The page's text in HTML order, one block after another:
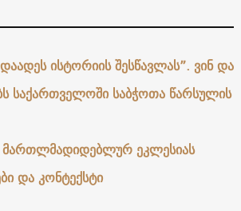
ისტორიის შესწავლას”. ვინ და
საქართველოში საბჭოთა წარსულის
მართლმადიდებლურ ეკლესიას
და კონტექსტი